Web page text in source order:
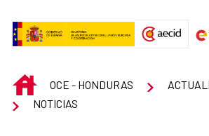
INICIOOCE - HONDURAS
NOTICIAS